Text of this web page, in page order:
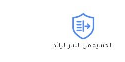
الحماية من التيار الزائد